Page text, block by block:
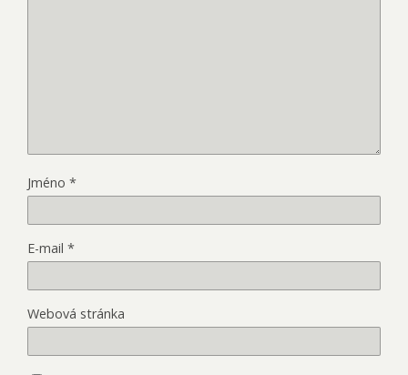
Jméno *
E-mail *
Webová stránka